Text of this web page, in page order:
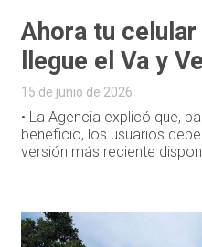
Ahora tu
llegue el Va y
15 de junio de 2026
• La Agencia explicó que,
beneficio, los usuarios
versión más reciente